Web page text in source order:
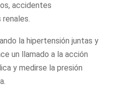
accidentes
la hipertensión juntas y
un llamado a la acción
y medirse la presión